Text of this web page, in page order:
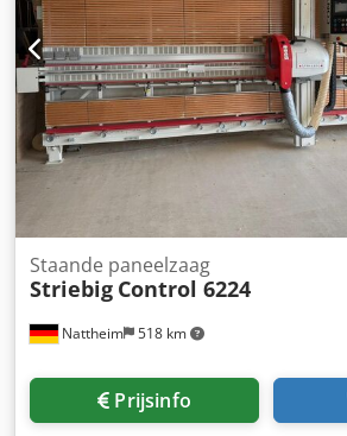
seriële zaagsneden. Zaagdiepte: tot 80
geoptimaliseerd voor volledig
werkprocessen en hoge
Locatie: arriveert in week 33 in
Nattheim 518 km
Staande paneelzaag
Striebig Control 6224
Prijsinfo